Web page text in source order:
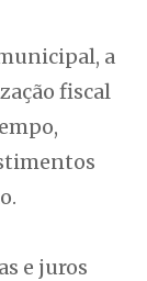
a
fiscal
e juros